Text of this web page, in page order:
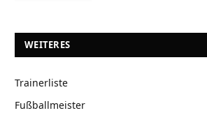
WEITERES
Trainerliste
Fußballmeister